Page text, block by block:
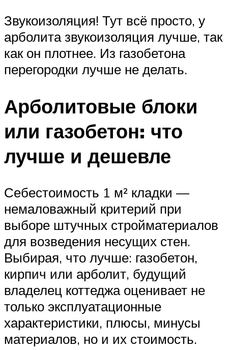
Звукоизоляция! Тут всё просто, у
арболита звукоизоляция лучше, так
как он плотнее. Из газобетона
перегородки лучше не делать.
Арболитовые блоки
или газобетон: что
лучше и дешевле
Себестоимость 1 м² кладки —
немаловажный критерий при
выборе штучных стройматериалов
для возведения несущих стен.
Выбирая, что лучше: газобетон,
кирпич или арболит, будущий
владелец коттеджа оценивает не
только эксплуатационные
характеристики, плюсы, минусы
материалов, но и их стоимость.